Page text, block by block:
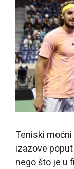
Teniski
izazove
nego što je u